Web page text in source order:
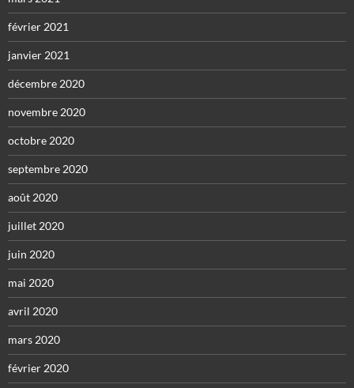
février 2021
janvier 2021
décembre 2020
novembre 2020
octobre 2020
septembre 2020
août 2020
juillet 2020
juin 2020
mai 2020
avril 2020
mars 2020
février 2020